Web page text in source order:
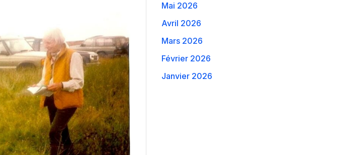
Mai 2026
Avril 2026
Mars 2026
Février 2026
Janvier 2026